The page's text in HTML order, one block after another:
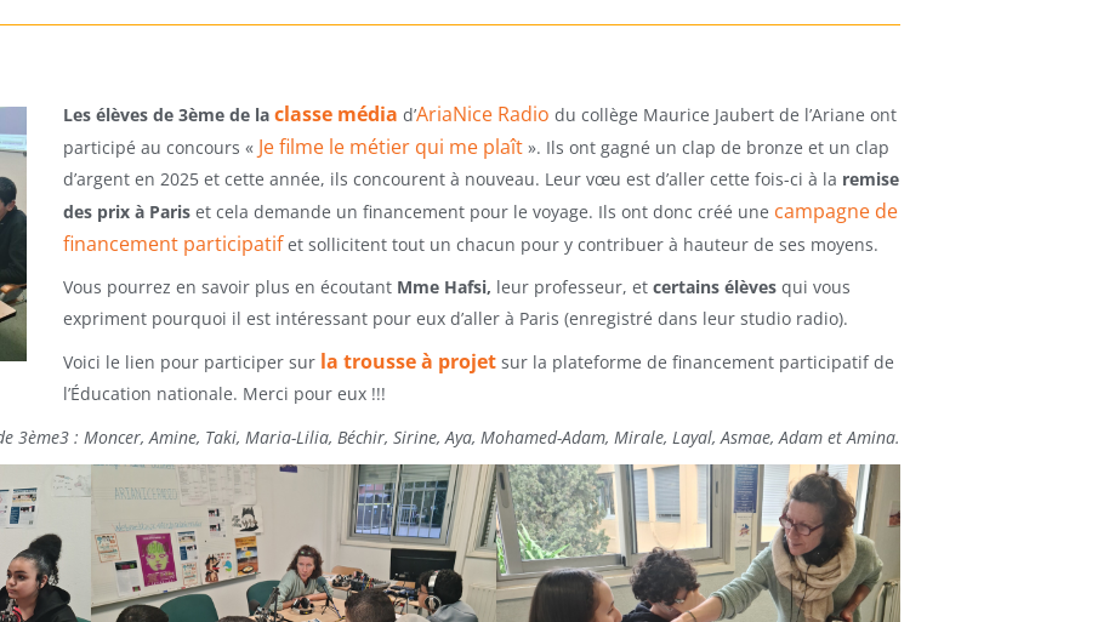
Les élèves de 3ème de la classe média d’AriaNice Radio du collège Maurice Jaubert de l’Ariane ont
participé au concours « Je filme le métier qui me plaît ». Ils ont gagné un clap de bronze et un clap
d’argent en 2025 et cette année, ils concourent à nouveau. Leur vœu est d’aller cette fois-ci à la remise
des prix à Paris et cela demande un financement pour le voyage. Ils ont donc créé une campagne de
financement participatifet sollicitent tout un chacun pour y contribuer à hauteur de ses moyens.
Vous pourrez en savoir plus en écoutant Mme Hafsi, leur professeur, et certains élèves qui vous
expriment pourquoi il est intéressant pour eux d’aller à Paris (enregistré dans leur studio radio).
Voici le lien pour participer sur la trousse à projet sur la plateforme de financement participatif de
l’Éducation nationale. Merci pour eux !!!
3ème3 : Moncer, Amine, Taki, Maria-Lilia, Béchir, Sirine, Aya, Mohamed-Adam, Mirale, Layal, Asmae, Adam et Amina.